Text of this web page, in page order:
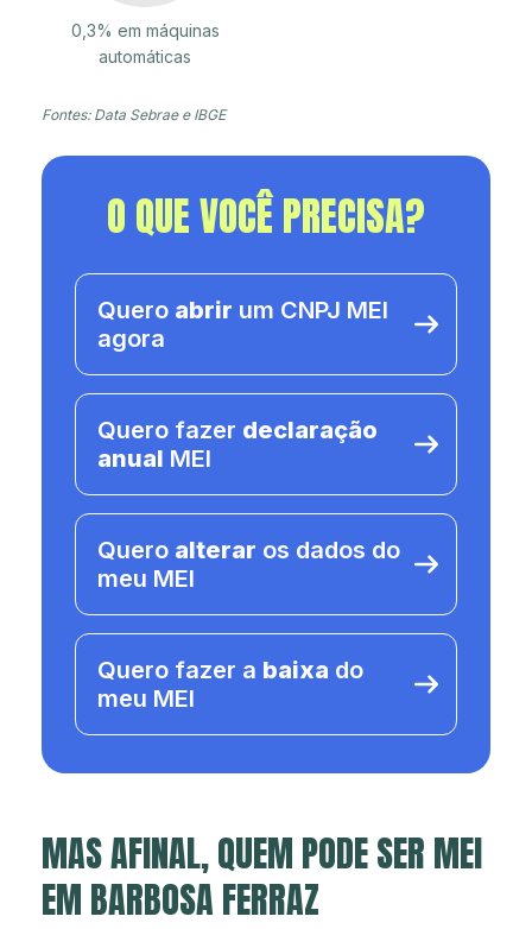
0,3% em máquinas
automáticas
Fontes: Data Sebrae e IBGE
O QUE VOCÊ PRECISA?
Quero abrir um CNPJ MEI
agora
Quero fazer declaração
anual MEI
Quero alterar os dados do
meu MEI
Quero fazer a baixa do
meu MEI
MAS AFINAL, QUEM PODE SER MEI
EM BARBOSA FERRAZ